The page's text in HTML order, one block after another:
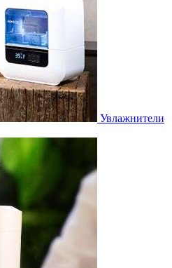
Увлажнители